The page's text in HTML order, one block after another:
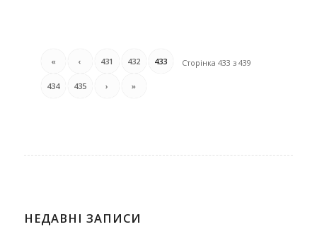
Сторінка 433 з 439
« ‹ 431 432 433
434 435 › »
НЕДАВНІ ЗАПИСИ